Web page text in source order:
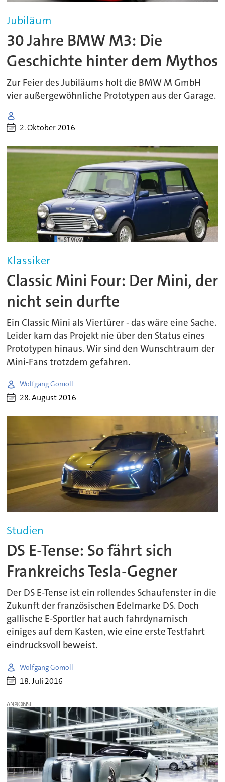
Jubiläum
30 Jahre BMW M3: Die
Geschichte hinter dem Mythos
Zur Feier des Jubiläums holt die BMW M GmbH
vier außergewöhnliche Prototypen aus der Garage.
2. Oktober 2016
Klassiker
Classic Mini Four: Der Mini, der
nicht sein durfte
Ein Classic Mini als Viertürer - das wäre eine Sache.
Leider kam das Projekt nie über den Status eines
Prototypen hinaus. Wir sind den Wunschtraum der
Mini-Fans trotzdem gefahren.
Wolfgang Gomoll
28. August 2016
Studien
DS E-Tense: So fährt sich
Frankreichs Tesla-Gegner
Der DS E-Tense ist ein rollendes Schaufenster in die
Zukunft der französischen Edelmarke DS. Doch
gallische E-Sportler hat auch fahrdynamisch
einiges auf dem Kasten, wie eine erste Testfahrt
eindrucksvoll beweist.
Wolfgang Gomoll
18. Juli 2016
ANZEIGE